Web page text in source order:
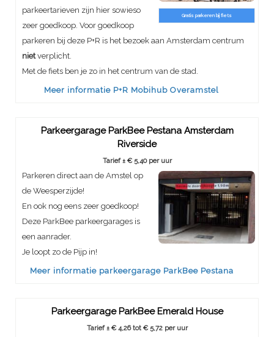
Gratis parkeren bij fiets
parkeertarieven zijn hier sowieso
zeer goedkoop. Voor goedkoop
parkeren bij deze P+R is het bezoek aan Amsterdam centrum
nietverplicht.
Met de fiets ben je zo in het centrum van de stad.
Meer informatie P+R Mobihub Overamstel
Parkeergarage ParkBee Pestana Amsterdam
Riverside
Tarief ± € 5,40 per uur
Parkeren direct aan de Amstel op
de Weesperzijde!
En ook nog eens zeer goedkoop!
Deze ParkBee parkeergarages is
een aanrader.
Je loopt zo de Pijp in!
Meer informatie parkeergarage ParkBee Pestana
Parkeergarage ParkBee Emerald House
Tarief ± € 4,26 tot € 5,72 per uur